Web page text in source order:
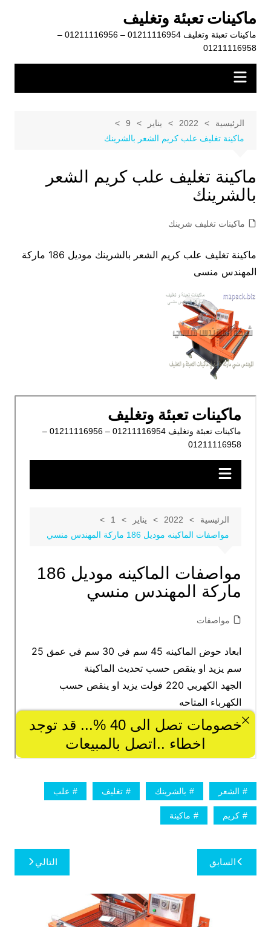
المحتوى
ماكينات تعبئة وتغليف
ماكينات تعبئة وتغليف 01211116954 – 01211116956 –
01211116958
الرئيسية 2022 يناير
9
ماكينة تغليف علب كريم الشعر بالشرينك
ماكينة تغليف علب كريم الشعر
بالشرينك
ماكينات تغليف شرينك
ماكينة تغليف علب كريم الشعر بالشرينك موديل 186 ماركة
المهندس منسى
الشعر بالشرينك تغليف علب
كريم ماكينة
تصفّح
المقالات
السابق التالي